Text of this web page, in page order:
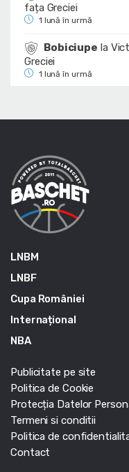
fața Greciei
1 lună în urmă
Bobiciupe la
Greciei
1 lună în urmă
LNBM
LNBF
Cupa României
Internațional
NBA
Publicitate pe site
Politica de Cookie
Protecția Datelor
Termeni si conditii
Politica de
Contact